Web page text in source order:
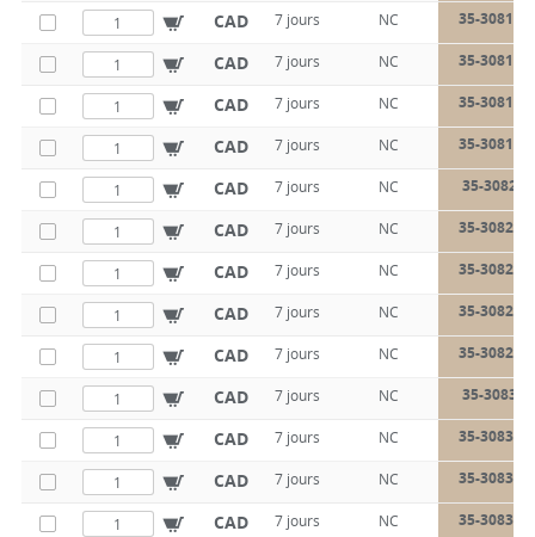
CAD 7 jours NC 35-3081-
CAD 7 jours NC 35-3081-
CAD 7 jours NC 35-3081-
CAD 7 jours NC 35-3081-
CAD 7 jours NC 35-3082-
CAD 7 jours NC 35-3082-
CAD 7 jours NC 35-3082-
CAD 7 jours NC 35-3082-
CAD 7 jours NC 35-3082-
CAD 7 jours NC 35-3083-
CAD 7 jours NC 35-3083-
CAD 7 jours NC 35-3083-
CAD 7 jours NC 35-3083-